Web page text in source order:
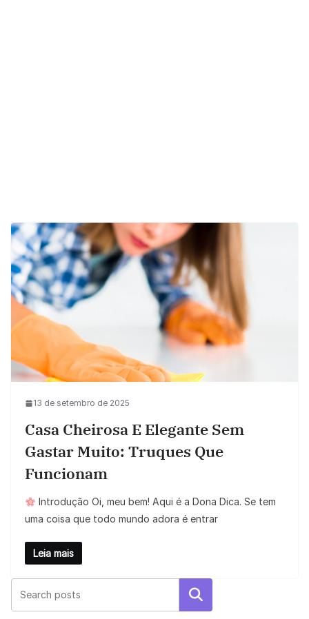
13 de setembro de 2025
Casa Cheirosa E Elegante Sem
Gastar Muito: Truques Que
Funcionam
Introdução Oi, meu bem! Aqui é a Dona Dica. Se tem
uma coisa que todo mundo adora é entrar
Leia mais
Pesquisar